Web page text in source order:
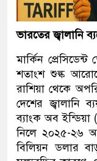
ভারতের জ্বালানি
মার্কিন
শতাংশ শুল্ক
রাশিয়া থেকে
দেশের জ্বালানি
ব্যাংক অব
নিলে ২০২৫-২৬
বিলিয়ন ডলার